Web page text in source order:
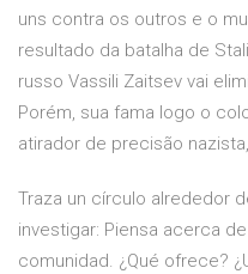
uns contra os outros e o
resultado da batalha de
russo Vassili Zaitsev vai
Porém, sua fama logo o
atirador de precisão
Traza un círculo alrededor
investigar: Piensa acerca
comunidad. ¿Qué ofrece?